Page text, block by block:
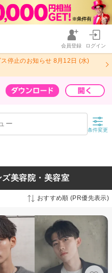
会員登録 ログイン
停止のお知らせ 8月12日 (水)
条件変更
美容院・美容室
おすすめ順 (PR優先表示)